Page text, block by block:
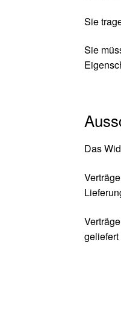
Sie
Sie
Das